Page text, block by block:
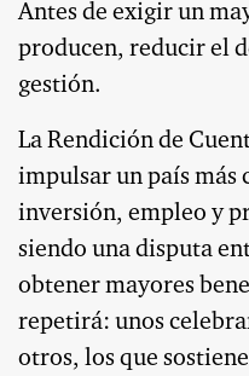
Antes de exigir un
producen, reducir el
gestión.
La Rendición de
impulsar un país más
inversión, empleo y
siendo una disputa
obtener mayores
repetirá: unos
otros, los que